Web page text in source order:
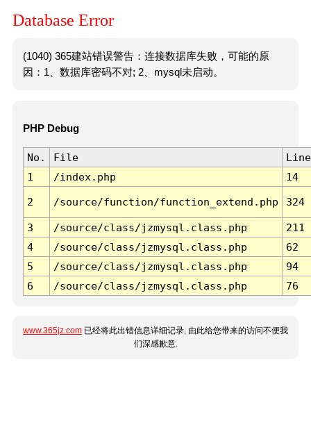
Database Error
(1040) 365建站错误警告：连接数据库失败，可能的原
因：1、数据库密码不对; 2、mysql未启动。
PHP Debug
No. File
Line
1
/index.php 14
2 /source/function/function_extend.php 324
3 /source/class/jzmysql.class.php
211
4
/source/class/jzmysql.class.php
62
5
/source/class/jzmysql.class.php
94
6
/source/class/jzmysql.class.php 76
www.365jz.com 已经将此出错信息详细记录, 由此给您带来的访问不便我
们深感歉意.